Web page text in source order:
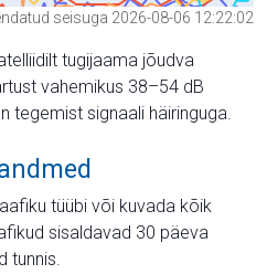
seisuga 2026-08-06 12:22:02
tugijaama jõudva
vahemikus 38–54 dB
tegemist signaali häiringuga.
tüübi või kuvada kõik
sisaldavad 30 päeva
tunnis.